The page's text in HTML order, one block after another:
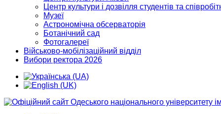
Центр культури і дозвілля студентів та
Музеї
Астрономічна обсерваторія
Ботанічний сад
Фотогалереї
Військово-мобілізаційний відділ
Вибори ректора 2026